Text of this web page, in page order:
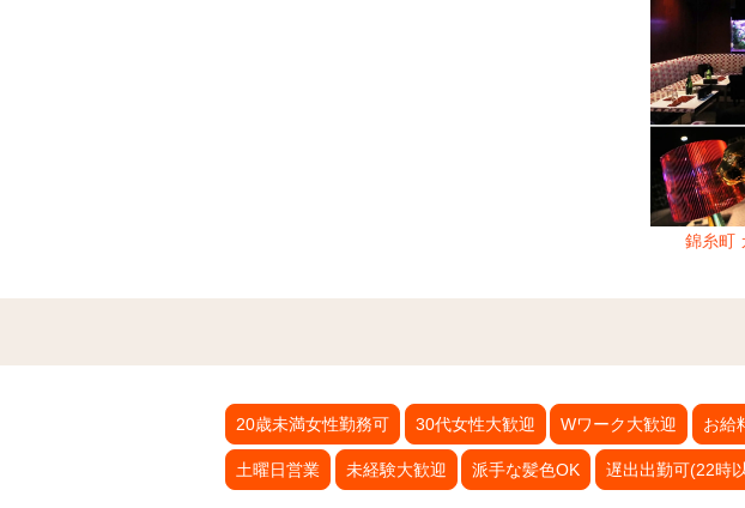
錦糸町
20歳未満女性勤務可 30代女性大歓迎 Wワーク大歓迎 お給
土曜日営業 未経験大歓迎 派手な髪色OK 遅出出勤可(22時以